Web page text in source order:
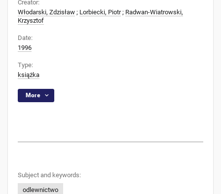
Creator:
Włodarski, Zdzisław ; Lorbiecki, Piotr ; Radwan-Wiatrowski,
Krzysztof
Date:
1996
Type:
książka
More
Subject and keywords:
odlewnictwo